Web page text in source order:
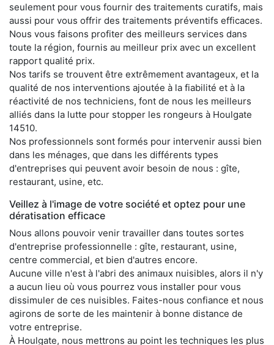
seulement pour vous fournir des traitements curatifs, mais
aussi pour vous offrir des traitements préventifs efficaces.
Nous vous faisons profiter des meilleurs services dans
toute la région, fournis au meilleur prix avec un excellent
rapport qualité prix.
Nos tarifs se trouvent être extrêmement avantageux, et la
qualité de nos interventions ajoutée à la fiabilité et à la
réactivité de nos techniciens, font de nous les meilleurs
alliés dans la lutte pour stopper les rongeurs à Houlgate
14510.
Nos professionnels sont formés pour intervenir aussi bien
dans les ménages, que dans les différents types
d'entreprises qui peuvent avoir besoin de nous : gîte,
restaurant, usine, etc.
Veillez à l'image de votre société et optez pour une
dératisation efficace
Nous allons pouvoir venir travailler dans toutes sortes
d'entreprise professionnelle : gîte, restaurant, usine,
centre commercial, et bien d'autres encore.
Aucune ville n'est à l'abri des animaux nuisibles, alors il n'y
a aucun lieu où vous pourrez vous installer pour vous
dissimuler de ces nuisibles. Faites-nous confiance et nous
agirons de sorte de les maintenir à bonne distance de
votre entreprise.
À Houlgate, nous mettrons au point les techniques les plus